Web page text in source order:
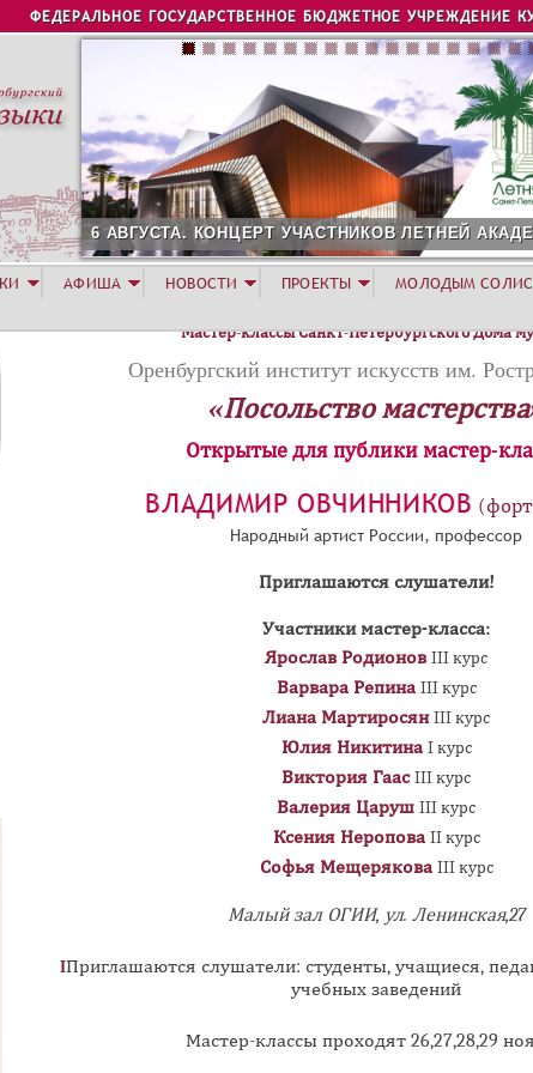
Jump to navigation
ФЕДЕРАЛЬНОЕ ГОСУДАРСТВЕННОЕ БЮДЖЕТНОЕ УЧРЕЖДЕНИЕ
6 АВГУСТА. КОНЦЕРТ УЧАСТНИКОВ ЛЕТНЕЙ
Мастер-классы Санкт-Петербургского Дома
Оренбургский институт искусств им.
«Посольство
Открытые для публики мастер-
ВЛАДИМИР ОВЧИННИКОВ
Народный артист России, профессор
Приглашаются слушатели!
Участники мастер-класса:
Ярослав Родионов III курс
Варвара Репина III курс
Лиана Мартиросян III курс
Юлия Никитина I курс
Виктория Гаас III курс
Валерия Царуш III курс
Ксения Неропова II курс
Софья Мещерякова III курс
Малый зал ОГИИ, ул. Ленинская,27
IПриглашаются слушатели: студенты, учащиеся,
учебных заведений
Мастер-классы проходят 26,27,28,29
АФИША НОВОСТИ ПРОЕКТЫ МОЛОДЫМ